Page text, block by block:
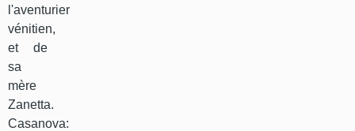
l'aventurier
vénitien,
et de
sa
mère
Zanetta.
Casanova: